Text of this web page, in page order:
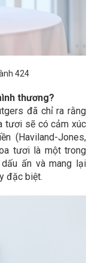
424
thương?
đã chỉ ra rằng
tươi sẽ có cảm xúc
(Haviland-Jones,
tươi là một trong
ấn và mang lại
đặc biệt.